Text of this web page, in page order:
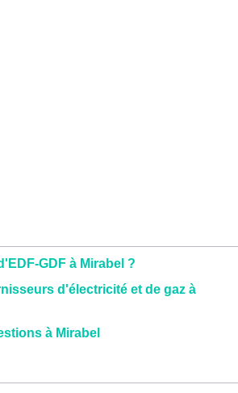
GDF à Mirabel ?
d'électricité et de gaz à
à Mirabel